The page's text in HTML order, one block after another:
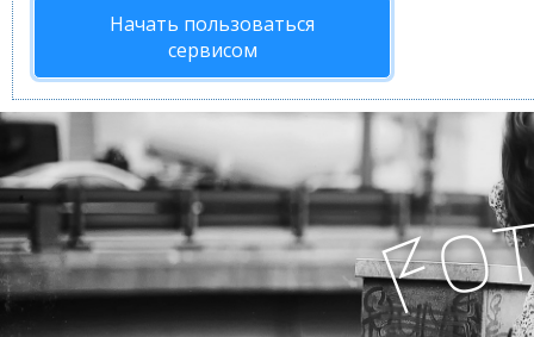
Начать пользоваться
сервисом
Fo